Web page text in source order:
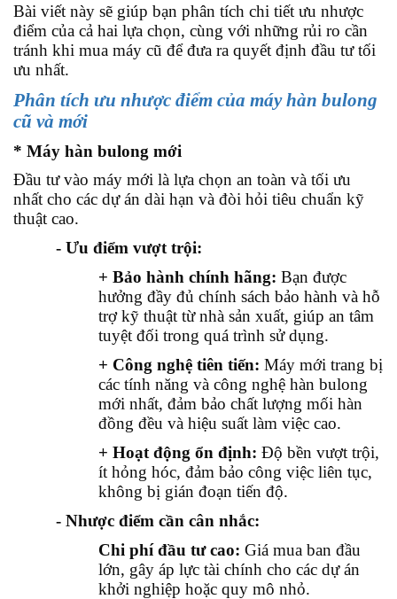
Bài viết này sẽ giúp bạn phân tích chi tiết ưu nhược
điểm của cả hai lựa chọn, cùng với những rủi ro cần
tránh khi mua máy cũ để đưa ra quyết định đầu tư tối
ưu nhất.
Phân tích ưu nhược điểm của máy hàn bulong
cũ và mới
* Máy hàn bulong mới
Đầu tư vào máy mới là lựa chọn an toàn và tối ưu
nhất cho các dự án dài hạn và đòi hỏi tiêu chuẩn kỹ
thuật cao.
- Ưu điểm vượt trội:
+ Bảo hành chính hãng: Bạn được
hưởng đầy đủ chính sách bảo hành và hỗ
trợ kỹ thuật từ nhà sản xuất, giúp an tâm
tuyệt đối trong quá trình sử dụng.
+ Công nghệ tiên tiến: Máy mới trang bị
các tính năng và công nghệ hàn bulong
mới nhất, đảm bảo chất lượng mối hàn
đồng đều và hiệu suất làm việc cao.
+ Hoạt động ổn định: Độ bền vượt trội,
ít hỏng hóc, đảm bảo công việc liên tục,
không bị gián đoạn tiến độ.
- Nhược điểm cần cân nhắc:
Chi phí đầu tư cao: Giá mua ban đầu
lớn, gây áp lực tài chính cho các dự án
khởi nghiệp hoặc quy mô nhỏ.